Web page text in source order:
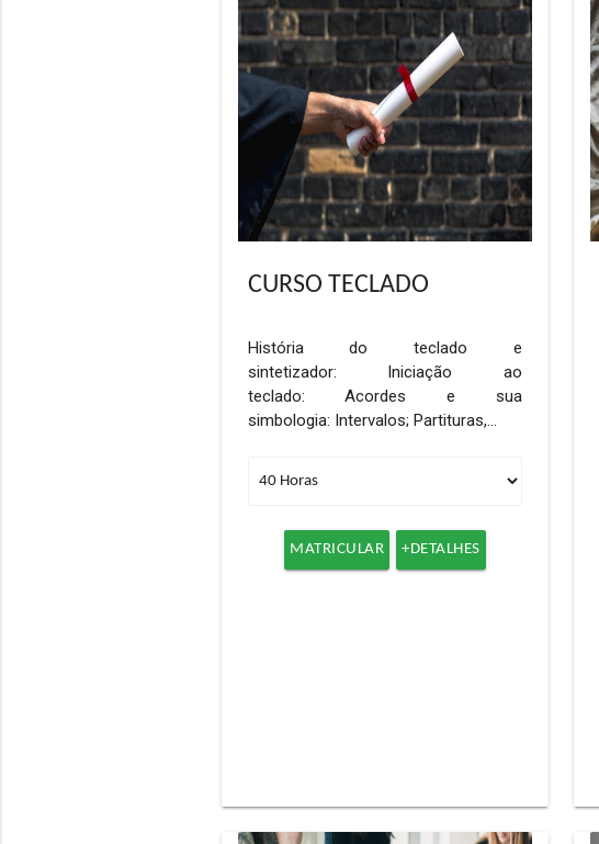
CURSO TECLADO
História do teclado e
sintetizador: Iniciação ao
teclado: Acordes e sua
simbologia: Intervalos; Partituras,…
MATRICULAR +DETALHES